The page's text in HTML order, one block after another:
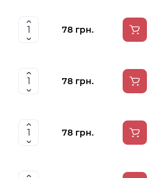
78 грн.
78 грн.
78 грн.